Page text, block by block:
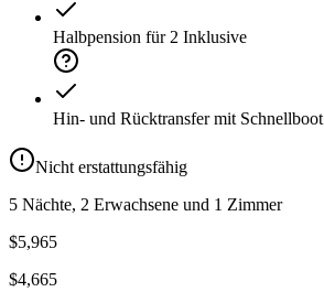
Halbpension für 2 Inklusive
Hin- und Rücktransfer mit Schnellboot
Nicht erstattungsfähig
5 Nächte, 2 Erwachsene und 1 Zimmer
$5,965
$4,665